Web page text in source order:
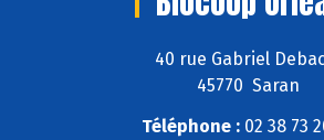
40 rue Gabriel
45770 Saran
Téléphone :02 38 73